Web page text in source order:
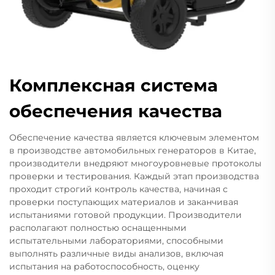
Комплексная система
обеспечения качества
Обеспечение качества является ключевым элементом
в производстве автомобильных генераторов в Китае,
производители внедряют многоуровневые протоколы
проверки и тестирования. Каждый этап производства
проходит строгий контроль качества, начиная с
проверки поступающих материалов и заканчивая
испытаниями готовой продукции. Производители
располагают полностью оснащенными
испытательными лабораториями, способными
выполнять различные виды анализов, включая
испытания на работоспособность, оценку